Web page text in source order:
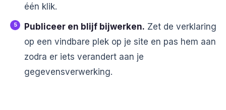
één klik.
Publiceer en blijf bijwerken. Zet de verklaring
op een vindbare plek op je site en pas hem aan
zodra er iets verandert aan je
gegevensverwerking.